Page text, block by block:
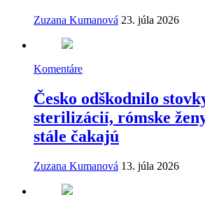
Zuzana Kumanová 23. júla 2026
Komentáre
Česko odškodnilo
sterilizácií, rómske
stále čakajú
Zuzana Kumanová 13. júla 2026